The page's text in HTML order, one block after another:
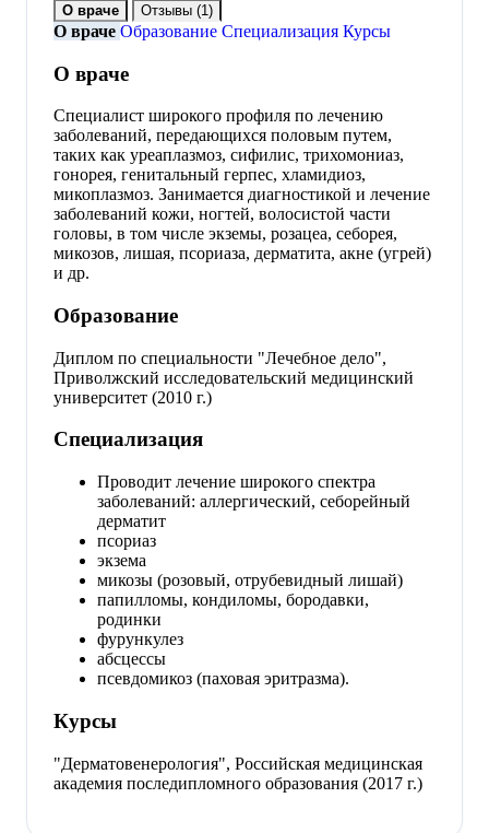
О враче Отзывы (1)
О враче Образование Специализация Курсы
О враче
Специалист широкого профиля по лечению
заболеваний, передающихся половым путем,
таких как уреаплазмоз, сифилис, трихомониаз,
гонорея, генитальный герпес, хламидиоз,
микоплазмоз. Занимается диагностикой и лечение
заболеваний кожи, ногтей, волосистой части
головы, в том числе экземы, розацеа, себорея,
микозов, лишая, псориаза, дерматита, акне (угрей)
и др.
Образование
Диплом по специальности "Лечебное дело",
Приволжский исследовательский медицинский
университет (2010 г.)
Специализация
Проводит лечение широкого спектра
заболеваний: аллергический, себорейный
дерматит
псориаз
экзема
микозы (розовый, отрубевидный лишай)
папилломы, кондиломы, бородавки,
родинки
фурункулез
абсцессы
псевдомикоз (паховая эритразма).
Курсы
"Дерматовенерология", Российская медицинская
академия последипломного образования (2017 г.)